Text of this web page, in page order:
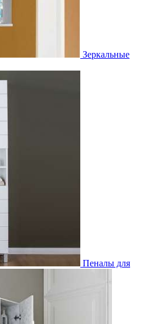
Зеркальные
Пеналы для